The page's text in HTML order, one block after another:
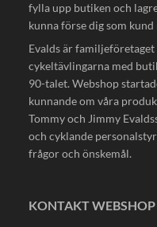
fylla upp butiken och
kunna förse dig som
Evalds är
cykeltävlingarna med
90-talet. Webshop
kunnande om våra
Tommy och Jimmy
och cyklande
frågor och önskemål.
KONTAKT WEBSHOP